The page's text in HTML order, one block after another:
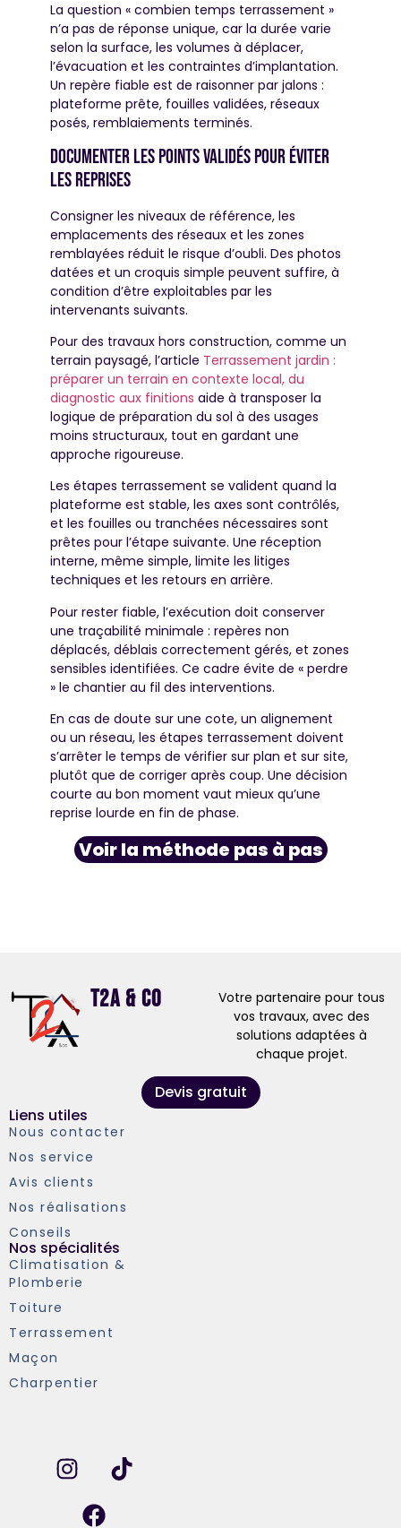
La question « combien temps terrassement »
n’a pas de réponse unique, car la durée varie
selon la surface, les volumes à déplacer,
l’évacuation et les contraintes d’implantation.
Un repère fiable est de raisonner par jalons :
plateforme prête, fouilles validées, réseaux
posés, remblaiements terminés.
Documenter les points validés pour éviter
les reprises
Consigner les niveaux de référence, les
emplacements des réseaux et les zones
remblayées réduit le risque d’oubli. Des photos
datées et un croquis simple peuvent suffire, à
condition d’être exploitables par les
intervenants suivants.
Pour des travaux hors construction, comme un
terrain paysagé, l’article Terrassement jardin :
préparer un terrain en contexte local, du
diagnostic aux finitions aide à transposer la
logique de préparation du sol à des usages
moins structuraux, tout en gardant une
approche rigoureuse.
Les étapes terrassement se valident quand la
plateforme est stable, les axes sont contrôlés,
et les fouilles ou tranchées nécessaires sont
prêtes pour l’étape suivante. Une réception
interne, même simple, limite les litiges
techniques et les retours en arrière.
Pour rester fiable, l’exécution doit conserver
une traçabilité minimale : repères non
déplacés, déblais correctement gérés, et zones
sensibles identifiées. Ce cadre évite de « perdre
» le chantier au fil des interventions.
En cas de doute sur une cote, un alignement
ou un réseau, les étapes terrassement doivent
s’arrêter le temps de vérifier sur plan et sur site,
plutôt que de corriger après coup. Une décision
courte au bon moment vaut mieux qu’une
reprise lourde en fin de phase.
Voir la méthode pas à pas
Liens utiles
Nous contacter
Nos service
Avis clients
Nos réalisations
Conseils
Nos spécialités
Climatisation &
Plomberie
Toiture
Terrassement
Maçon
Charpentier
T2A & Co
Votre partenaire pour tous
vos travaux, avec des
solutions adaptées à
chaque projet.
Devis gratuit